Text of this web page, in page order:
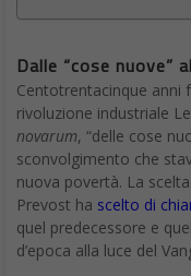
Dalle “cose nuove”
Centotrentacinque anni
rivoluzione industriale
novarum, “delle cose
sconvolgimento che
nuova povertà. La
Prevost ha scelto di
quel predecessore e
d’epoca alla luce del